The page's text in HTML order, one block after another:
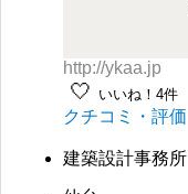
http://ykaa.jp
🤍 いいね！4件
クチコミ・評価
建築設計事務所